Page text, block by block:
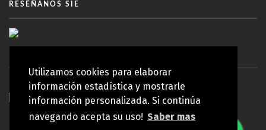
Utilizamos cookies para elaborar
información estadística y mostrarle
información personalizada. Si continúa
navegando acepta su uso! Saber mas
RESÉÑANOS SIE
© Copyright 2010 - 2026 Koy Lab | Todos los derechos reservados